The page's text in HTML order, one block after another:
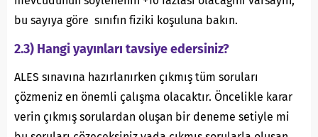
bu sayıya göre sınıfın fiziki koşuluna bakın.
2.3) Hangi yayınları tavsiye edersiniz?
ALES sınavına hazırlanırken çıkmış tüm soruları
çözmeniz en önemli çalışma olacaktır. Öncelikle karar
verin çıkmış sorulardan oluşan bir deneme setiyle mi